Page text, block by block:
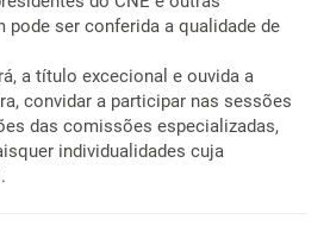
pode ser conferida a qualidade de
a título excecional e ouvida a
convidar a participar nas sessões
das comissões especializadas,
individualidades cuja